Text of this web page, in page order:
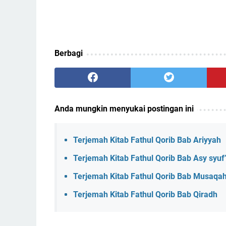
Berbagi
Anda mungkin menyukai postingan ini
Terjemah Kitab Fathul Qorib Bab Ariyyah
Terjemah Kitab Fathul Qorib Bab Asy
Terjemah Kitab Fathul Qorib Bab
Terjemah Kitab Fathul Qorib Bab Qiradh